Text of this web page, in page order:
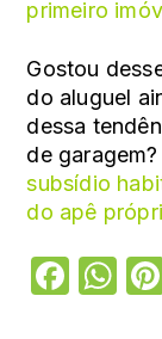
primeiro
Gostou
do aluguel
dessa
de
subsídio
do apê